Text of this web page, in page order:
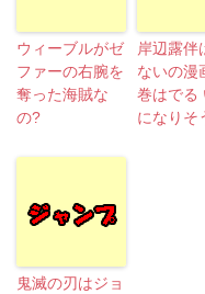
ウィーブルがゼ
ファーの右腕を
奪った海賊な
の?
岸辺露伴
ないの漫
巻はでる
になりそ
鬼滅の刃はジョ